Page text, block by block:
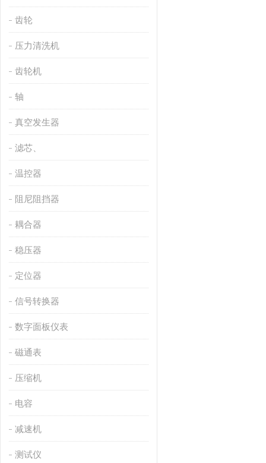
齿轮
压力清洗机
齿轮机
轴
真空发生器
滤芯、
温控器
阻尼阻挡器
耦合器
稳压器
定位器
信号转换器
数字面板仪表
磁通表
压缩机
电容
减速机
测试仪